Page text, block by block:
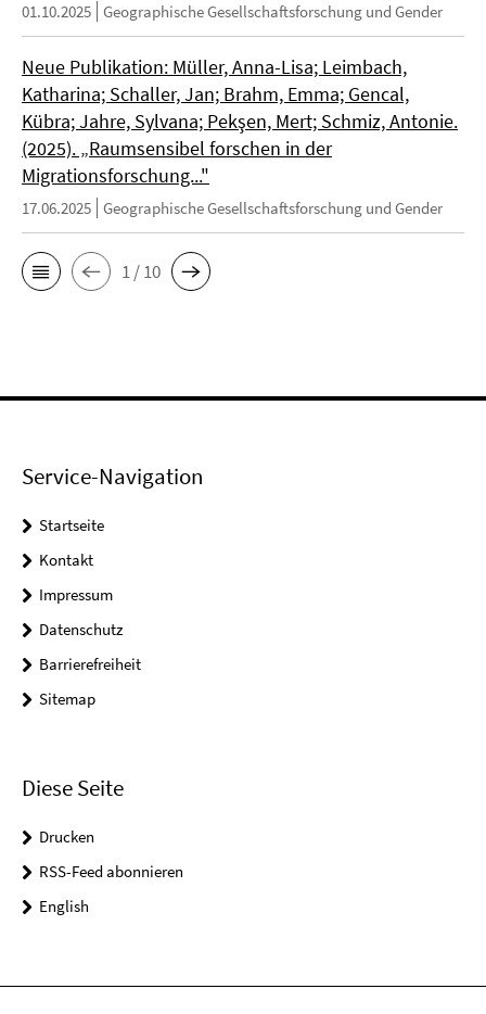
01.10.2025 Geographische Gesellschaftsforschung und Gender
Neue Publikation: Müller, Anna-Lisa; Leimbach,
Katharina; Schaller, Jan; Brahm, Emma; Gencal,
Kübra; Jahre, Sylvana; Pekşen, Mert; Schmiz, Antonie.
(2025). „Raumsensibel forschen in der
Migrationsforschung..."
17.06.2025 Geographische Gesellschaftsforschung und Gender
1 / 10
Service-Navigation
Startseite
Kontakt
Impressum
Datenschutz
Barrierefreiheit
Sitemap
Diese Seite
Drucken
RSS-Feed abonnieren
English